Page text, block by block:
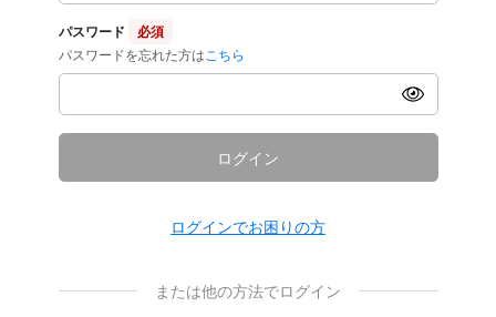
パスワード
必須
パスワードを忘れた方は こちら
ログイン
ログインでお困りの方
または他の方法でログイン